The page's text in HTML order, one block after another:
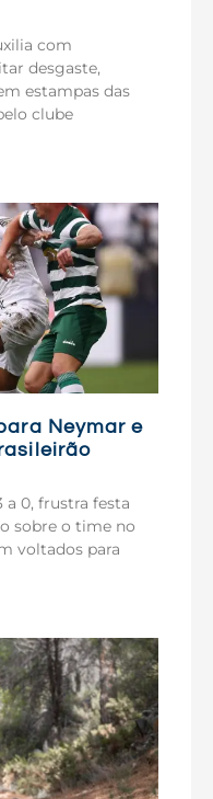
com
desgaste,
estampas das
clube
Neymar e
a 0, frustra festa
sobre o time no
voltados para